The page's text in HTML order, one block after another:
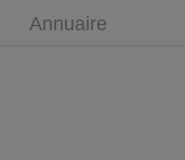
Annuaire